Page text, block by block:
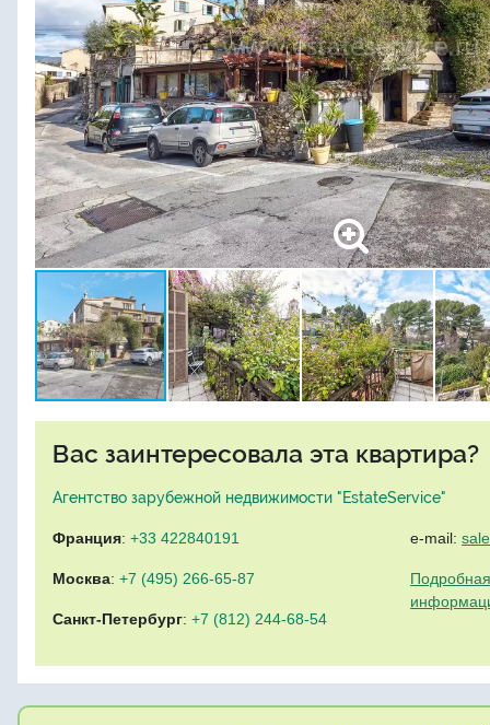
Вас заинтересовала эта квартира?
Агентство зарубежной недвижимости "EstateService"
Франция: +33 422840191
Москва: +7 (495) 266-65-87
Санкт-Петербург: +7 (812) 244-68-54
e-mail: